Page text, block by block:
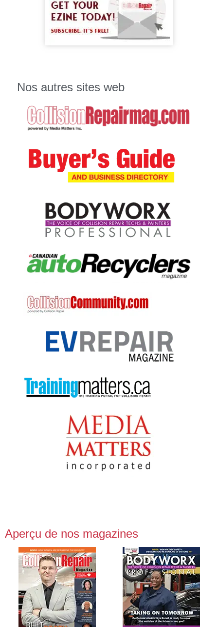
Nos autres sites web
Aperçu de nos magazines